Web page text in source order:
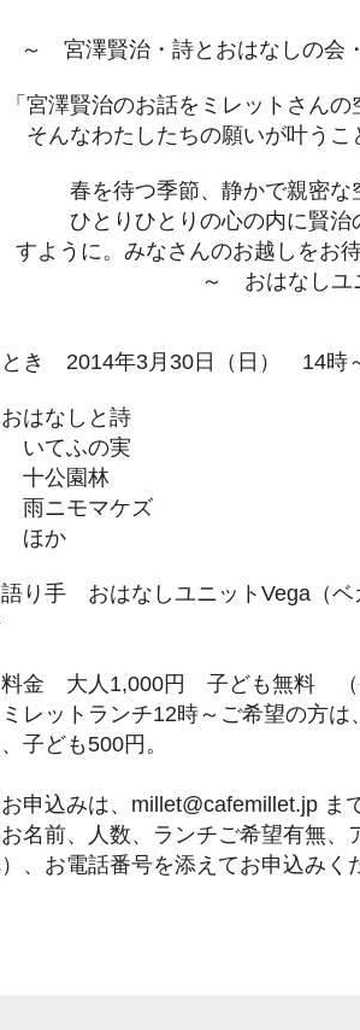
～ 宮澤賢治・詩とおはなしの会
「宮澤賢治のお話をミレットさんの
そんなわたしたちの願いが叶うこ
春を待つ季節、静かで親密な
ひとりひとりの心の内に賢治
すように。みなさんのお越しをお
おはなしユニット
き 2014年3月30日（日） 14時
はなしと詩
てふの実
公園林
ニモマケズ
か
り手 おはなしユニットVega（ベ
金 大人1,000円 子ども無料 （
レットランチ12時～ご希望の方は
子ども500円。
申込みは、millet@cafemillet.jp まで
名前、人数、ランチご希望有無、
、お電話番号を添えてお申込みく